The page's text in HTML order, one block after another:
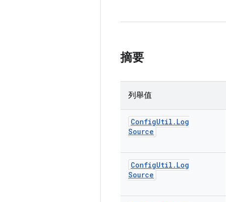
摘要
列舉值
ConfigUtil . Log
Source
ConfigUtil . Log
Source